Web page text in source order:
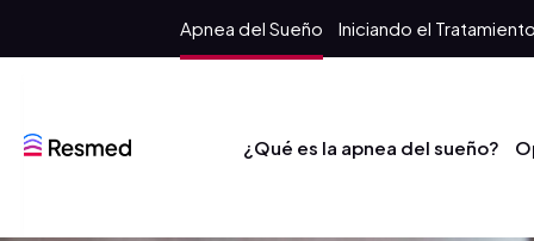
Apnea del Sueño Iniciando el
¿Qué es la apnea del sueño?